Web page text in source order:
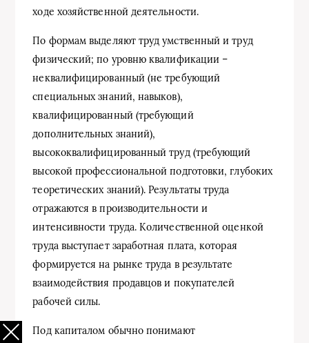
ходе хозяйственной деятельности.
По формам выделяют труд умственный и труд
физический; по уровню квалификации –
неквалифицированный (не требующий
специальных знаний, навыков),
квалифицированный (требующий
дополнительных знаний),
высококвалифицированный труд (требующий
высокой профессиональной подготовки, глубоких
теоретических знаний). Результаты труда
отражаются в производительности и
интенсивности труда. Количественной оценкой
труда выступает заработная плата, которая
формируется на рынке труда в результате
взаимодействия продавцов и покупателей
рабочей силы.
Под капиталом обычно понимают